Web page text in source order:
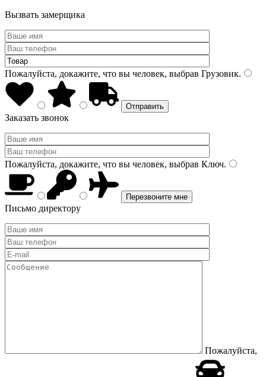
Вызвать замерщика
Пожалуйста, докажите, что вы человек, выбрав Грузовик.
Заказать звонок
Пожалуйста, докажите, что вы человек, выбрав Ключ.
Письмо директору
Пожалуйста,